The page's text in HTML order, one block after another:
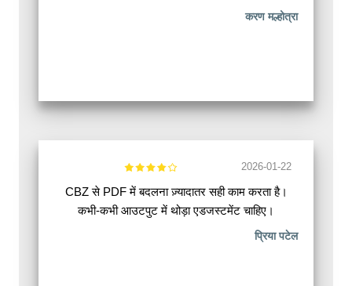
करण मल्होत्रा
2026-01-22
CBZ से PDF में बदलना ज़्यादातर सही काम करता है।
कभी-कभी आउटपुट में थोड़ा एडजस्टमेंट चाहिए।
प्रिया पटेल